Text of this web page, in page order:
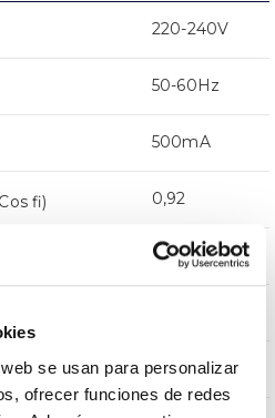
se usan para personalizar
ofrecer funciones de redes
220-240V
50-60Hz
500mA
fi) 0,92
32
CMR